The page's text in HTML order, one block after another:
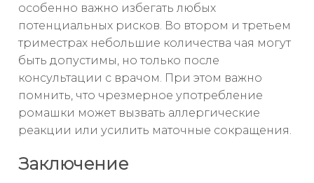
особенно важно избегать любых
потенциальных рисков. Во втором и третьем
триместрах небольшие количества чая могут
быть допустимы, но только после
консультации с врачом. При этом важно
помнить, что чрезмерное употребление
ромашки может вызвать аллергические
реакции или усилить маточные сокращения.
Заключение